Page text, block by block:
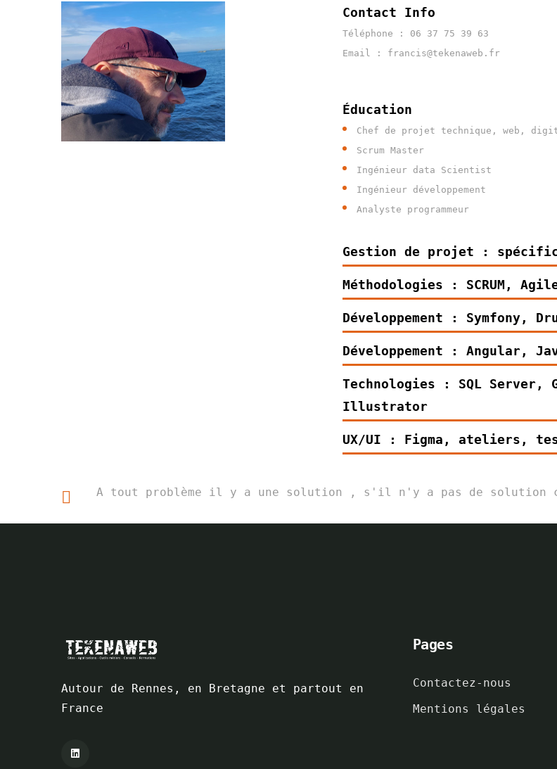
Contact Info
Téléphone : 06 37 75 39 63
Email : francis@tekenaweb.fr
Éducation
Chef de projet technique, web,
Scrum Master
Ingénieur data Scientist
Ingénieur développement
Analyste programmeur
Gestion de projet :
Méthodologies : SCRUM,
Développement : Symfony,
Développement : Angular,
Technologies : SQL Server,
Illustrator
UX/UI : Figma, ateliers,
A tout problème il y a une solution , s'il n'y a pas de solution
Autour de Rennes, en Bretagne et partout en
France
Pages
Contactez-nous
Mentions légales